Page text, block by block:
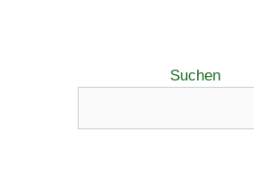
Suchen